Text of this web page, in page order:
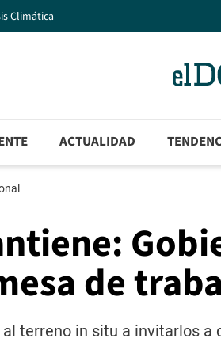
Climática
ACTUALIDAD
de
terreno in situ a invitarlos